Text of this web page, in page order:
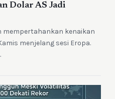
Dolar AS Jadi
mempertahankan kenaikan
menjelang sesi Eropa.